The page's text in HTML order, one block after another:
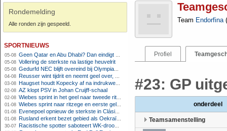
Rondemelding
Alle ronden zijn gespeeld.
sportnieuws
05-08 Geen Qatar en Abu Dhabi? Dan eindigt Formule 1-seizoen mogelijk in Europa
05-08 Vollering de sterkste na lastige heuvelrit
05-08 Gedurfd NEC blijft overeind bij Olympiakos
04-08 Reusser wint tijdrit en neemt geel over, Nooijen knap tweede
03-08 Haugset houdt Kopecky af na indrukwekkende solo van 86 kilometer
02-08 AZ klopt PSV in Johan Cruijff-schaal
02-08 Wiebes sprint in het geel naar tweede ritzege
01-08 Wiebes sprint naar ritzege en eerste gele trui in Tour Femmes
01-08 Evenepoel opnieuw de sterkste in Clásica San Sebastián
01-08 Rusland erkent bezet gebied als Oekraïens voor opheffing IOC-schorsing
30-07 Racistische spotter saboteert WK-droom van powerliftster
Team Endorfina(
Profiel
#23: GP
onderdeel
Teamsamenstelling